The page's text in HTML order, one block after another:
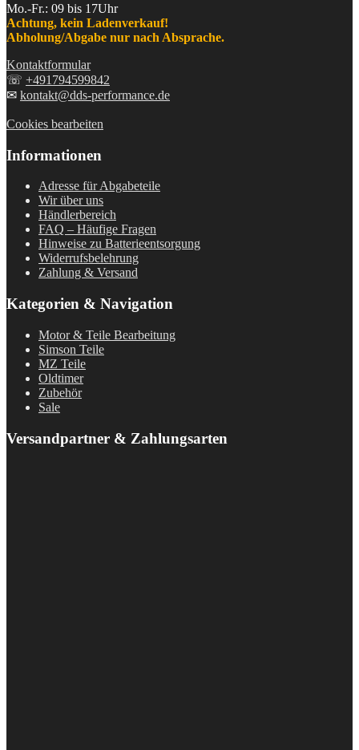
Mo.-Fr.: 09 bis 17Uhr
Achtung, kein Ladenverkauf!
Abholung/Abgabe nur nach Absprache.
Kontaktformular
☏ +491794599842
✉ kontakt@dds-performance.de
Cookies bearbeiten
Informationen
Adresse für Abgabeteile
Wir über uns
Händlerbereich
FAQ – Häufige Fragen
Hinweise zu Batterieentsorgung
Widerrufsbelehrung
Zahlung & Versand
Kategorien & Navigation
Motor & Teile Bearbeitung
Simson Teile
MZ Teile
Oldtimer
Zubehör
Sale
Versandpartner & Zahlungsarten